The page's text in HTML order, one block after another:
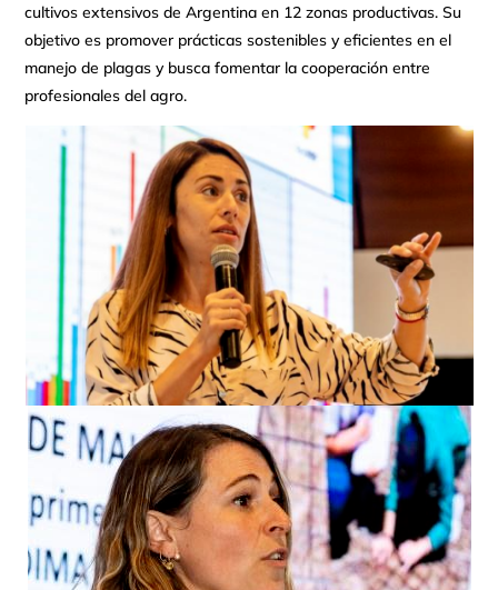
cultivos extensivos de Argentina en 12 zonas productivas. Su
objetivo es promover prácticas sostenibles y eficientes en el
manejo de plagas y busca fomentar la cooperación entre
profesionales del agro.